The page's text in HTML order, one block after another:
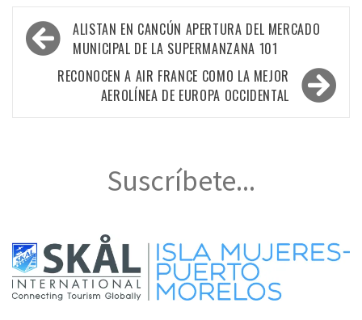
Navegación
de
entradas
ALISTAN EN CANCÚN APERTURA DEL MERCADO
MUNICIPAL DE LA SUPERMANZANA 101
RECONOCEN A AIR FRANCE COMO LA MEJOR
AEROLÍNEA DE EUROPA OCCIDENTAL
Suscríbete...